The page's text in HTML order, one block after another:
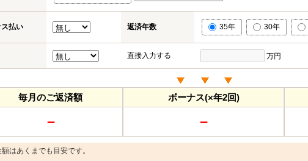
払い 返済年数 35年 30年
直接入力する 万円
毎月のご返済額
－
ボーナス(×年2回)
－
はあくまでも目安です。